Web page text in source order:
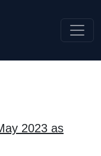
2023 as